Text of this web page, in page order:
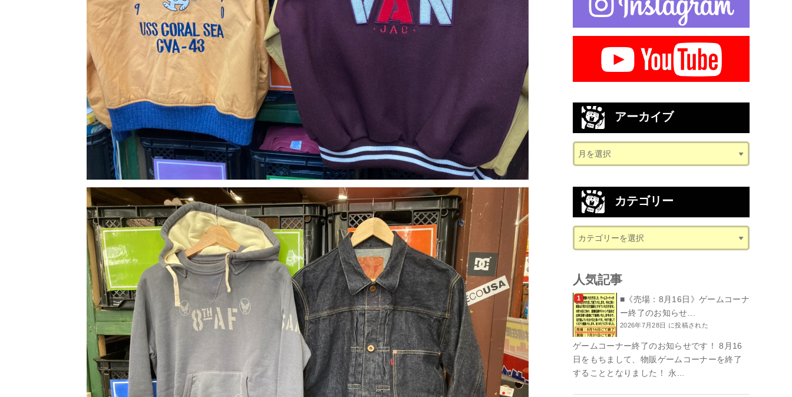
アーカイブ
カテゴリー
人気記事
■《売場：8月16日》ゲームコーナ
ー終了のお知らせ...
2026年7月28日 に投稿された
ゲームコーナー終了のお知らせです！ 8月16
日をもちまして、物販ゲームコーナーを終了
することとなりました！ 永...